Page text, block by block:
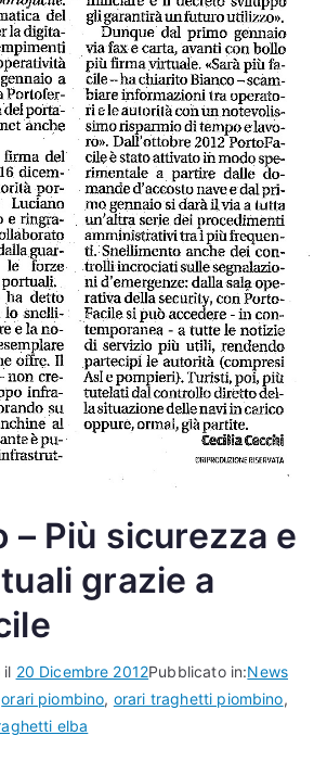
– Più sicurezza e
grazie a
il 20 Dicembre 2012Pubblicato in:News
orari piombino, orari traghetti piombino,
elba